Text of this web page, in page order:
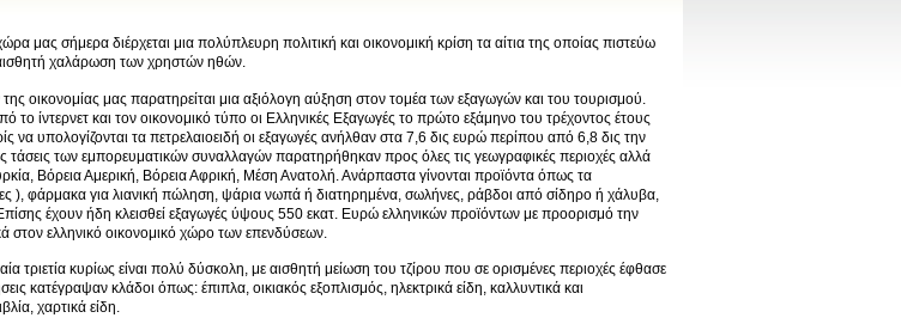
μας σήμερα διέρχεται μια πολύπλευρη πολιτική και οικονομική κρίση τα αίτια της οποίας πιστεύω
χαλάρωση των χρηστών ηθών.
οικονομίας μας παρατηρείται μια αξιόλογη αύξηση στον τομέα των εξαγωγών και του τουρισμού.
ίντερνετ και τον οικονομικό τύπο οι Ελληνικές Εξαγωγές το πρώτο εξάμηνο του τρέχοντος έτους
υπολογίζονται τα πετρελαιοειδή οι εξαγωγές ανήλθαν στα 7,6 δις ευρώ περίπου από 6,8 δις την
τάσεις των εμπορευματικών συναλλαγών παρατηρήθηκαν προς όλες τις γεωγραφικές περιοχές αλλά
Βόρεια Αμερική, Βόρεια Αφρική, Μέση Ανατολή. Ανάρπαστα γίνονται προϊόντα όπως τα
), φάρμακα για λιανική πώληση, ψάρια νωπά ή διατηρημένα, σωλήνες, ράβδοι από σίδηρο ή χάλυβα,
έχουν ήδη κλεισθεί εξαγωγές ύψους 550 εκατ. Ευρώ ελληνικών προϊόντων με προορισμό την
στον ελληνικό οικονομικό χώρο των επενδύσεων.
τριετία κυρίως είναι πολύ δύσκολη, με αισθητή μείωση του τζίρου που σε ορισμένες περιοχές έφθασε
κατέγραψαν κλάδοι όπως: έπιπλα, οικιακός εξοπλισμός, ηλεκτρικά είδη, καλλυντικά και
χαρτικά είδη.